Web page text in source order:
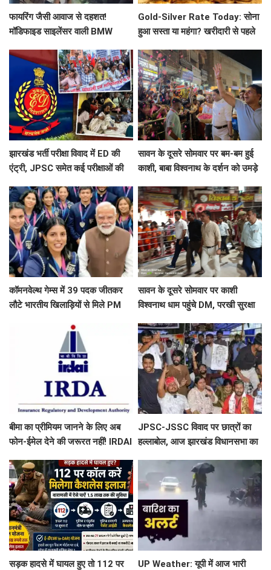
फायरिंग जैसी आवाज से दहशत!
मॉडिफाइड साइलेंसर वाली BMW
सीज
Gold-Silver Rate Today: सोना
हुआ सस्ता या महंगा? खरीदारी से पहले
झारखंड भर्ती परीक्षा विवाद में ED की
एंट्री, JPSC समेत कई परीक्षाओं की
आंदोलन जारी ​​​​​​​
सावन के दूसरे सोमवार पर बम-बम हुई
काशी, बाबा विश्वनाथ के दर्शन को उमड़े
कॉमनवेल्थ गेम्स में 39 पदक जीतकर
लौटे भारतीय खिलाड़ियों से मिले PM
सावन के दूसरे सोमवार पर काशी
विश्वनाथ धाम पहुंचे DM, परखी सुरक्षा
बीमा का प्रीमियम जानने के लिए अब
फोन-ईमेल देने की जरूरत नहीं! IRDAI
JPSC-JSSC विवाद पर छात्रों का
हल्लाबोल, आज झारखंड विधानसभा का
सड़क हादसे में घायल हुए तो 112 पर
UP Weather: यूपी में आज भारी